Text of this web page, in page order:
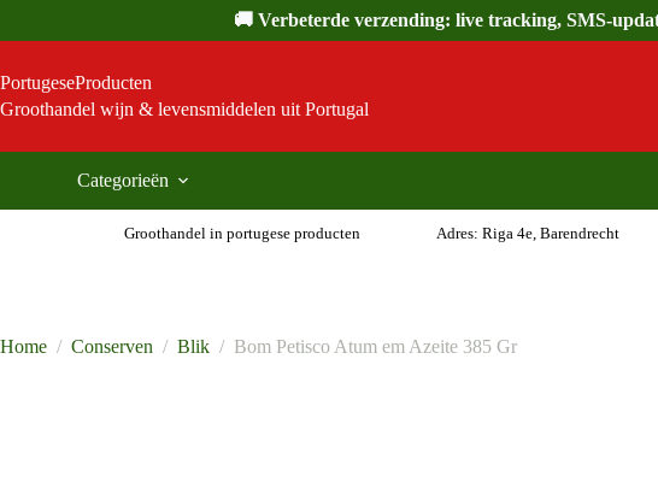
inhoud
🚚 Verbeterde verzending: live tracking, SMS-
PortugeseProducten
Groothandel wijn & levensmiddelen uit Portugal
Categorieën
Groothandel in portugese producten Adres: Riga 4e, Barendrecht
Home / Conserven / Blik / Bom Petisco Atum em Azeite 385 Gr